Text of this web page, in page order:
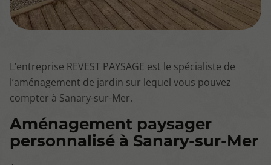
L’entreprise REVEST PAYSAGE est le spécialiste de
l’aménagement de jardin sur lequel vous pouvez
compter à Sanary-sur-Mer.
Aménagement paysager
personnalisé à Sanary-sur-Mer